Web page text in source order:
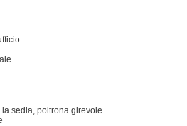
sedia, poltrona girevole